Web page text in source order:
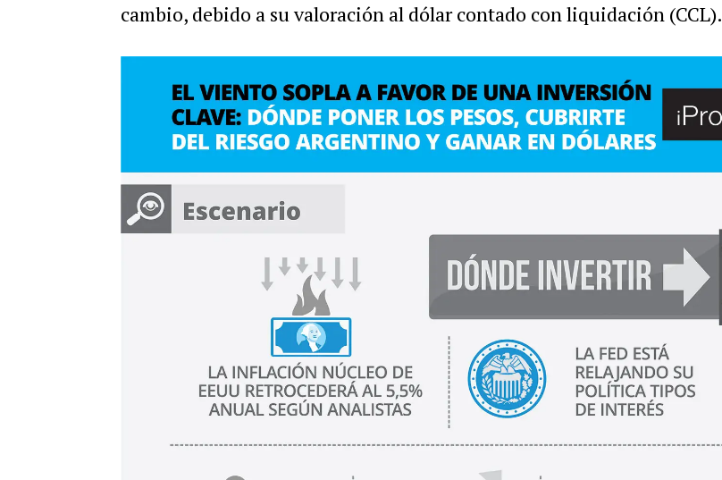
cambio, debido a su valoración al dólar contado con liquidación (CCL).